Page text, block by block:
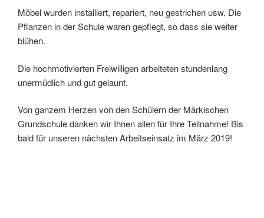
Möbel wurden installiert, repariert, neu gestrichen usw. Die
Pflanzen in der Schule waren gepflegt, so dass sie weiter
blühen.
Die hochmotivierten Freiwilligen arbeiteten stundenlang
unermüdlich und gut gelaunt.
Von ganzem Herzen von den Schülern der Märkischen
Grundschule danken wir Ihnen allen für Ihre Teilnahme! Bis
bald für unseren nächsten Arbeitseinsatz im März 2019!